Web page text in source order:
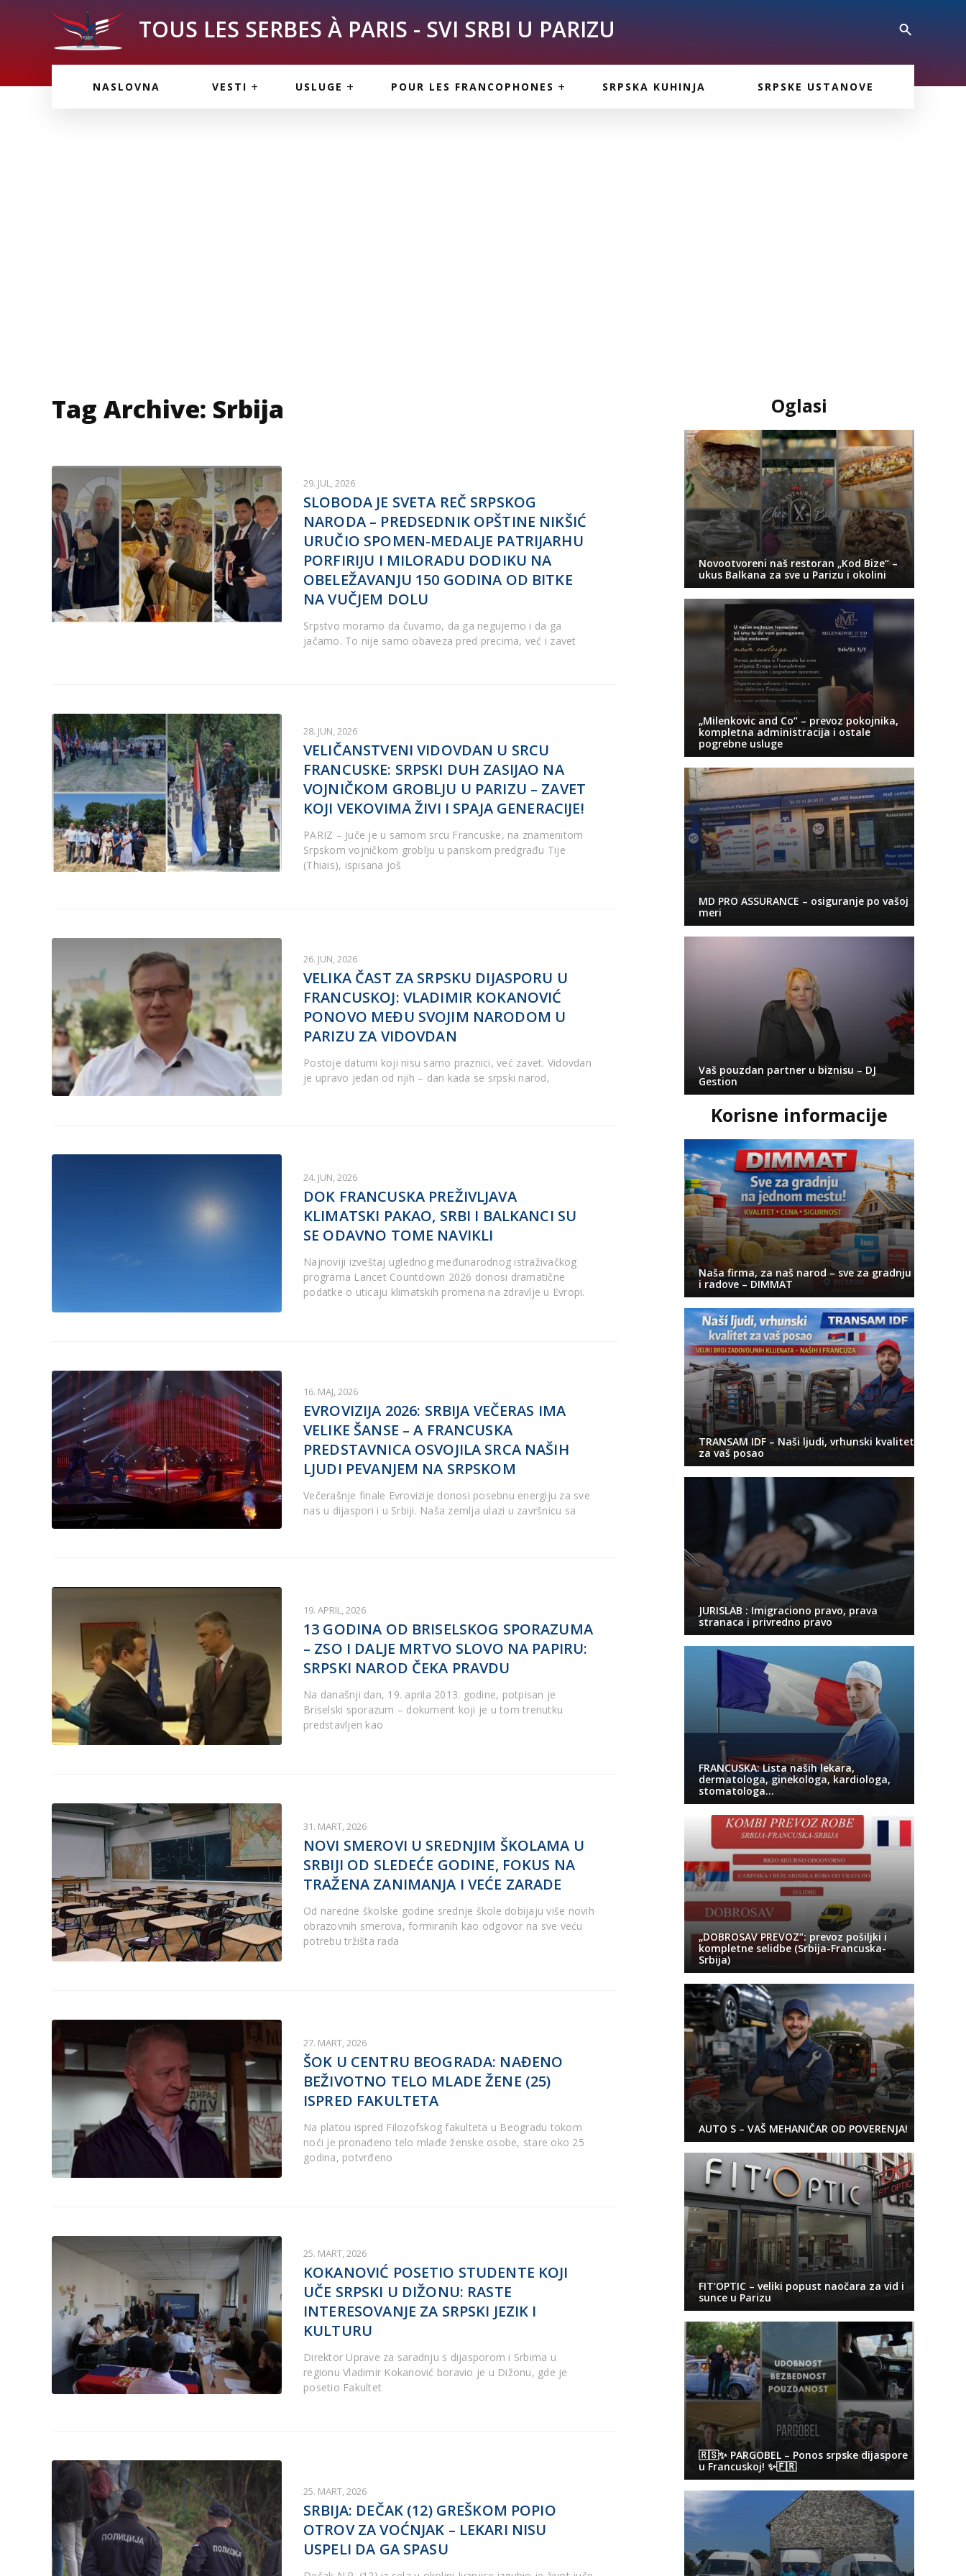
TOUS LES SERBES À PARIS - SVI SRBI U PARIZU
NASLOVNA VESTI USLUGE POUR LES FRANCOPHONES
PARIS
SRPSKA KUHINJA SRPSKE USTANOVE
Tag Archive: Srbija
29. JUL, 2026
SLOBODA JE SVETA REČ SRPSKOG
NARODA – PREDSEDNIK OPŠTINE NIKŠIĆ
URUČIO SPOMEN-MEDALJE PATRIJARHU
PORFIRIJU I MILORADU DODIKU NA
OBELEŽAVANJU 150 GODINA OD BITKE
NA VUČJEM DOLU
Srpstvo moramo da čuvamo, da ga negujemo i da ga
jačamo. To nije samo obaveza pred precima, već i zavet
28. JUN, 2026
VELIČANSTVENI VIDOVDAN U SRCU
FRANCUSKE: SRPSKI DUH ZASIJAO NA
VOJNIČKOM GROBLJU U PARIZU – ZAVET
KOJI VEKOVIMA ŽIVI I SPAJA GENERACIJE!
PARIZ – Juče je u samom srcu Francuske, na znamenitom
Srpskom vojničkom groblju u pariskom predgrađu Tije
(Thiais), ispisana još
26. JUN, 2026
VELIKA ČAST ZA SRPSKU DIJASPORU U
FRANCUSKOJ: VLADIMIR KOKANOVIĆ
PONOVO MEĐU SVOJIM NARODOM U
PARIZU ZA VIDOVDAN
Postoje datumi koji nisu samo praznici, već zavet. Vidovdan
je upravo jedan od njih – dan kada se srpski narod,
24. JUN, 2026
DOK FRANCUSKA PREŽIVLJAVA
KLIMATSKI PAKAO, SRBI I BALKANCI SU
SE ODAVNO TOME NAVIKLI
Najnoviji izveštaj uglednog međunarodnog istraživačkog
programa Lancet Countdown 2026 donosi dramatične
podatke o uticaju klimatskih promena na zdravlje u Evropi.
16. MAJ, 2026
EVROVIZIJA 2026: SRBIJA VEČERAS IMA
VELIKE ŠANSE – A FRANCUSKA
PREDSTAVNICA OSVOJILA SRCA NAŠIH
LJUDI PEVANJEM NA SRPSKOM
Večerašnje finale Evrovizije donosi posebnu energiju za sve
nas u dijaspori i u Srbiji. Naša zemlja ulazi u završnicu sa
19. APRIL, 2026
13 GODINA OD BRISELSKOG SPORAZUMA
– ZSO I DALJE MRTVO SLOVO NA PAPIRU:
SRPSKI NAROD ČEKA PRAVDU
Na današnji dan, 19. aprila 2013. godine, potpisan je
Briselski sporazum – dokument koji je u tom trenutku
predstavljen kao
31. MART, 2026
NOVI SMEROVI U SREDNJIM ŠKOLAMA U
SRBIJI OD SLEDEĆE GODINE, FOKUS NA
TRAŽENA ZANIMANJA I VEĆE ZARADE
Od naredne školske godine srednje škole dobijaju više novih
obrazovnih smerova, formiranih kao odgovor na sve veću
potrebu tržišta rada
27. MART, 2026
ŠOK U CENTRU BEOGRADA: NAĐENO
BEŽIVOTNO TELO MLADE ŽENE (25)
ISPRED FAKULTETA
Na platou ispred Filozofskog fakulteta u Beogradu tokom
noći je pronađeno telo mlađe ženske osobe, stare oko 25
godina, potvrđeno
25. MART, 2026
KOKANOVIĆ POSETIO STUDENTE KOJI
UČE SRPSKI U DIŽONU: RASTE
INTERESOVANJE ZA SRPSKI JEZIK I
KULTURU
Direktor Uprave za saradnju s dijasporom i Srbima u
regionu Vladimir Kokanović boravio je u Dižonu, gde je
posetio Fakultet
25. MART, 2026
SRBIJA: DEČAK (12) GREŠKOM POPIO
OTROV ZA VOĆNJAK – LEKARI NISU
USPELI DA GA SPASU
Oglasi
Novootvoreni naš restoran „Kod Bize“ –
ukus Balkana za sve u Parizu i okolini
„Milenkovic and Co“ – prevoz pokojnika,
kompletna administracija i ostale
pogrebne usluge
MD PRO ASSURANCE – osiguranje po vašoj
meri
Vaš pouzdan partner u biznisu – DJ
Gestion
Korisne informacije
Naša firma, za naš narod – sve za gradnju
i radove – DIMMAT
TRANSAM IDF – Naši ljudi, vrhunski kvalitet
za vaš posao
JURISLAB : Imigraciono pravo, prava
stranaca i privredno pravo
FRANCUSKA: Lista naših lekara,
dermatologa, ginekologa, kardiologa,
stomatologa…
„DOBROSAV PREVOZ“: prevoz pošiljki i
kompletne selidbe (Srbija-Francuska-
Srbija)
AUTO S – VAŠ MEHANIČAR OD POVERENJA!
FIT’OPTIC – veliki popust naočara za vid i
sunce u Parizu
🇷🇸✨ PARGOBEL – Ponos srpske dijaspore
u Francuskoj! ✨🇫🇷